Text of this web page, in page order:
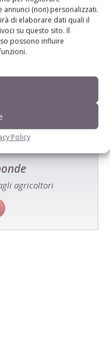
(non) personalizzati.
di elaborare dati quali il
su questo sito. Il
possono influire
Policy
Prodotti
un'azienda o un
agricoltori